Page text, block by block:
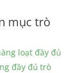
mục trò
loạt đầy đủ
đầy đủ trò